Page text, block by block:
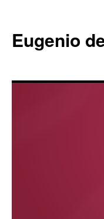
Eugenio